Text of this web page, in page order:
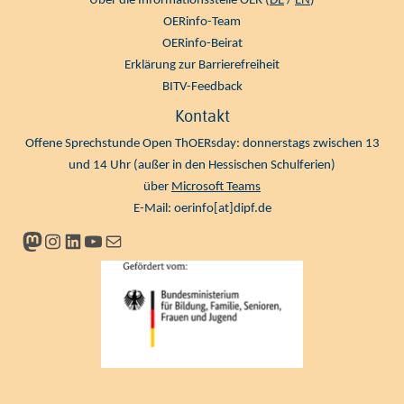
OERinfo-Team
OERinfo-Beirat
Erklärung zur Barrierefreiheit
BITV-Feedback
Kontakt
Offene Sprechstunde Open ThOERsday: donnerstags zwischen 13
und 14 Uhr (außer in den Hessischen Schulferien)
über Microsoft Teams
E-Mail: oerinfo[at]dipf.de
Mastodon
Instagram
LinkedIn
YouTube
Newsletter